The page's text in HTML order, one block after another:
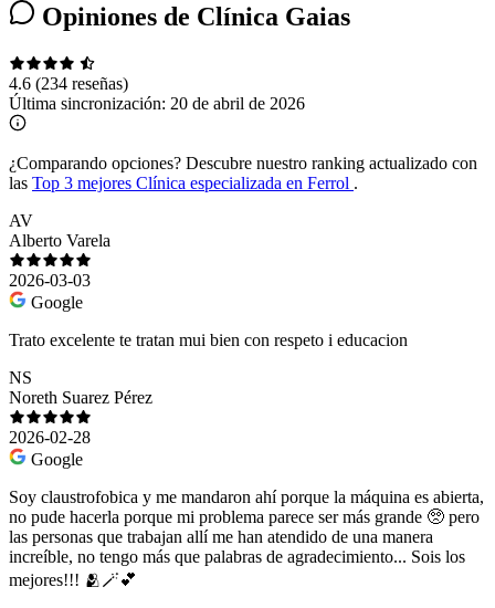
Opiniones de Clínica Gaias
4.6 (234 reseñas)
Última sincronización: 20 de abril de 2026
¿Comparando opciones? Descubre nuestro ranking actualizado con
las Top 3 mejores Clínica especializada en Ferrol .
AV
Alberto Varela
2026-03-03
Google
Trato excelente te tratan mui bien con respeto i educacion
NS
Noreth Suarez Pérez
2026-02-28
Google
Soy claustrofobica y me mandaron ahí porque la máquina es abierta,
no pude hacerla porque mi problema parece ser más grande 🥺 pero
las personas que trabajan allí me han atendido de una manera
increíble, no tengo más que palabras de agradecimiento... Sois los
mejores!!! 🫂🪄💕